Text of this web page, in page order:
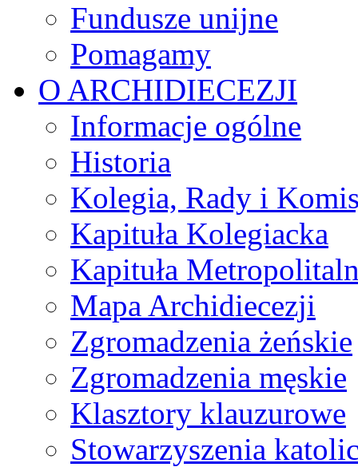
Fundusze unijne
Pomagamy
O ARCHIDIECEZJI
Informacje ogólne
Historia
Kolegia, Rady i
Kapituła Kolegiacka
Kapituła
Mapa Archidiecezji
Zgromadzenia żeńskie
Zgromadzenia męskie
Klasztory klauzurowe
Stowarzyszenia